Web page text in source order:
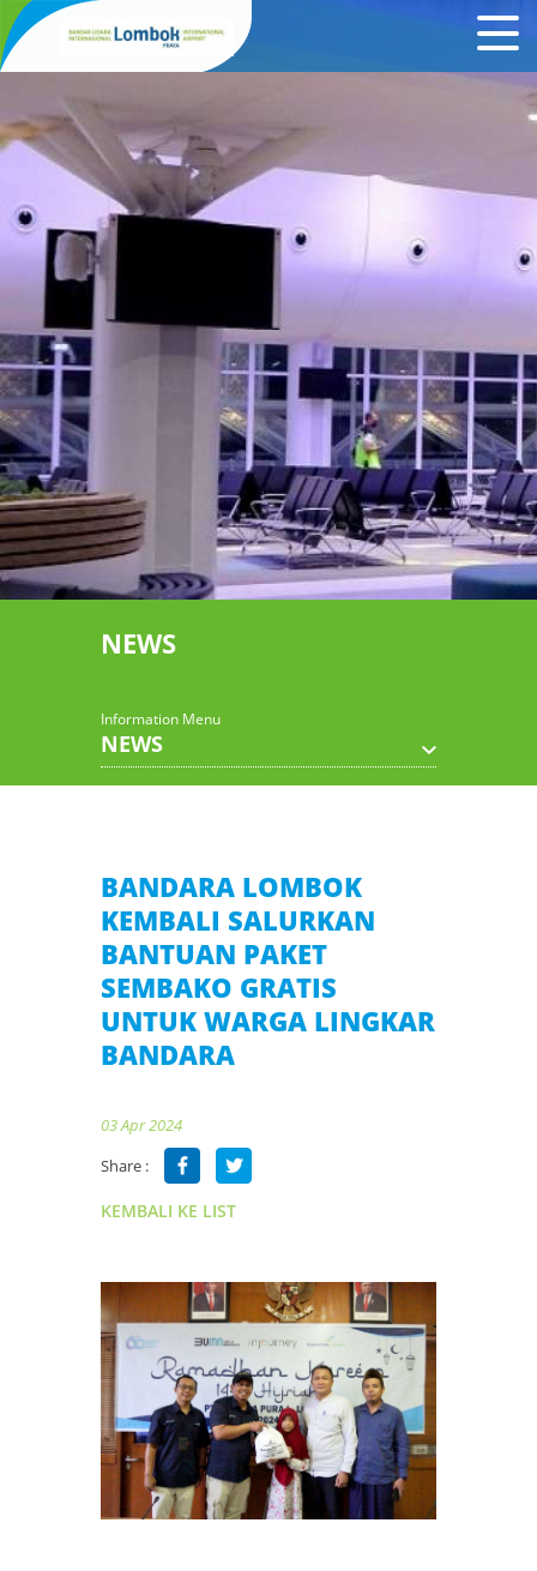
NEWS
Information Menu
NEWS
BANDARA LOMBOK
KEMBALI SALURKAN
BANTUAN PAKET
SEMBAKO GRATIS
UNTUK WARGA LINGKAR
BANDARA
03 Apr 2024
Share :
KEMBALI KE LIST